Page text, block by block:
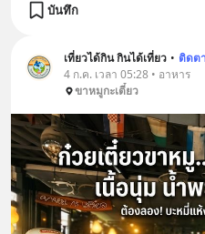
บันทึก
เที่ยวได้กิน กินได้เที่ยว • ติดต
4 ก.ค. เวลา 05:28 • อาหาร
ขาหมูกะเตี๋ยว